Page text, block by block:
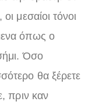
μεσαίοι τόνοι
όπως ο
Όσο
θα ξέρετε
πριν καν